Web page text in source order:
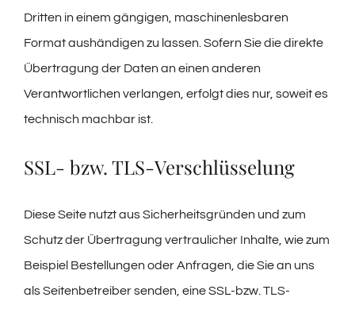
Dritten in einem gängigen, maschinenlesbaren
Format aushändigen zu lassen. Sofern Sie die direkte
Übertragung der Daten an einen anderen
Verantwortlichen verlangen, erfolgt dies nur, soweit es
technisch machbar ist.
SSL- bzw. TLS-Verschlüsselung
Diese Seite nutzt aus Sicherheitsgründen und zum
Schutz der Übertragung vertraulicher Inhalte, wie zum
Beispiel Bestellungen oder Anfragen, die Sie an uns
als Seitenbetreiber senden, eine SSL-bzw. TLS-